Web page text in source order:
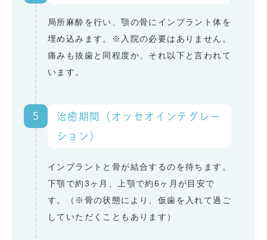
局所麻酔を行い、顎の骨にインプラント体を
埋め込みます。※入院の必要はありません。
痛みも抜歯と同程度か、それ以下と言われて
います。
5
治癒期間（オッセオインテグレー
ション）
インプラントと骨が結合するのを待ちます。
下顎で約3ヶ月、上顎で約6ヶ月が目安で
す。（※骨の状態により、仮歯を入れて過ご
していただくこともあります）